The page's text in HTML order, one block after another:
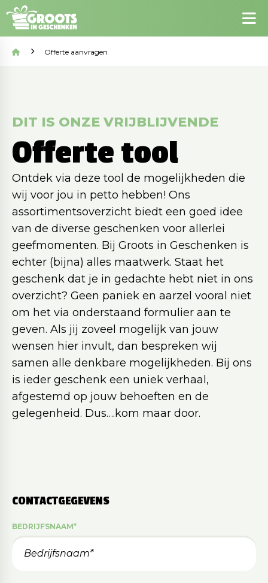
Offerte aanvragen
DIT IS ONZE VRIJBLIJVENDE
Offerte tool
Ontdek via deze tool de mogelijkheden die
wij voor jou in petto hebben! Ons
assortimentsoverzicht biedt een goed idee
van de diverse geschenken voor allerlei
geefmomenten. Bij Groots in Geschenken is
echter (bijna) alles maatwerk. Staat het
geschenk dat je in gedachte hebt niet in ons
overzicht? Geen paniek en aarzel vooral niet
om het via onderstaand formulier aan te
geven. Als jij zoveel mogelijk van jouw
wensen hier invult, dan bespreken wij
samen alle denkbare mogelijkheden. Bij ons
is ieder geschenk een uniek verhaal,
afgestemd op jouw behoeften en de
gelegenheid. Dus….kom maar door.
CONTACTGEGEVENS
BEDRIJFSNAAM*